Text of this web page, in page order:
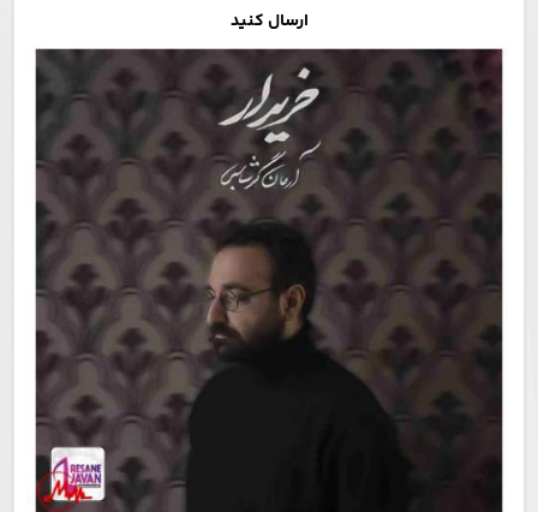
ارسال کنید